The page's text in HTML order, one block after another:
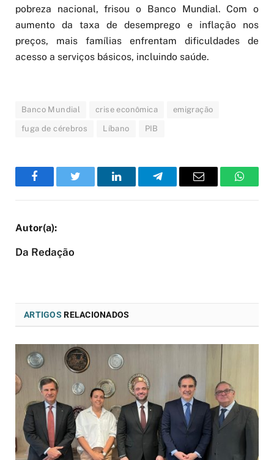
pobreza nacional, frisou o Banco Mundial. Com o
aumento da taxa de desemprego e inflação nos
preços, mais famílias enfrentam dificuldades de
acesso a serviços básicos, incluindo saúde.
Banco Mundial crise econômica emigração
fuga de cérebros Líbano PIB
FacebookTwitter LinkedInTelegramEmail
Da Redação
ARTIGOS RELACIONADOS